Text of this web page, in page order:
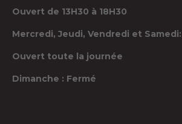
Ouvert de 13H30 à 18H30
Mercredi, Jeudi, Vendredi et Samedi:
Ouvert toute la journée
Dimanche : Fermé